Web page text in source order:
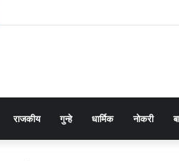
राजकीय गुन्हे धार्मिक नोकरी